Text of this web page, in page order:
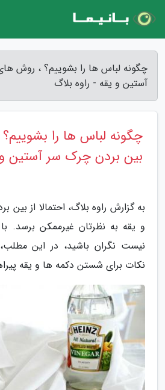
چگونه لباس ها را بشوییم؟ ، روش
آستین و یقه - راوه بلاگ
چگونه لباس ها را
بین بردن چرک سر آستین
به گزارش راوه بلاگ، احتمالا از
و یقه به نظرتان غیرممکن برسد.
نیست نگران باشید، در این
نکات برای شستن دکمه ها و یقه